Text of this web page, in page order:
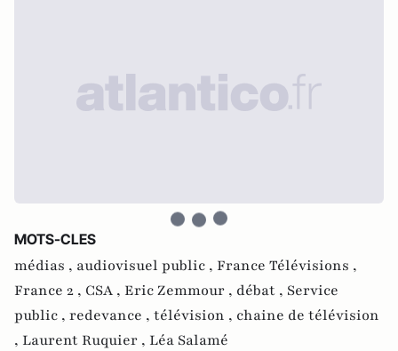
MOTS-CLES
médias , audiovisuel public , France Télévisions ,
France 2 , CSA , Eric Zemmour , débat , Service
public , redevance , télévision , chaine de télévision
, Laurent Ruquier , Léa Salamé